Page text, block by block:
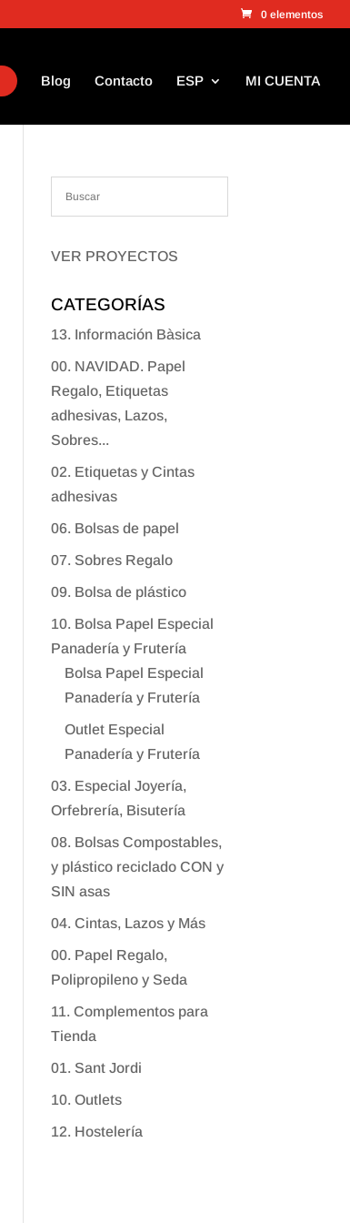
0 elementos
Blog Contacto ESP MI CUENTA
VER PROYECTOS
CATEGORÍAS
13. Información Bàsica
00. NAVIDAD. Papel
Regalo, Etiquetas
adhesivas, Lazos,
Sobres...
02. Etiquetas y Cintas
adhesivas
06. Bolsas de papel
07. Sobres Regalo
09. Bolsa de plástico
10. Bolsa Papel Especial
Panadería y Frutería
Bolsa Papel Especial
Panadería y Frutería
Outlet Especial
Panadería y Frutería
03. Especial Joyería,
Orfebrería, Bisutería
08. Bolsas Compostables,
y plástico reciclado CON y
SIN asas
04. Cintas, Lazos y Más
00. Papel Regalo,
Polipropileno y Seda
11. Complementos para
Tienda
01. Sant Jordi
10. Outlets
12. Hostelería